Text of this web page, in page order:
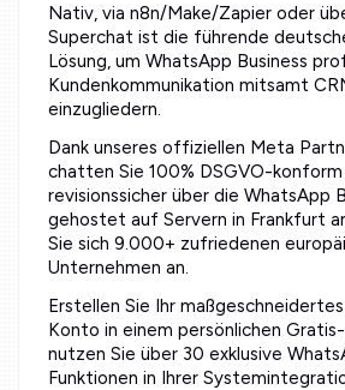
Nativ, via n8n/Make/Zapier oder
Superchat ist die führende
Lösung, um WhatsApp Business
Kundenkommunikation mitsamt
einzugliedern.
Dank unseres offiziellen Meta
chatten Sie 100% DSGVO-konform
revisionssicher über die WhatsApp
gehostet auf Servern in Frankfurt
Sie sich 9.000+ zufriedenen
Unternehmen an.
Erstellen Sie Ihr
Konto in einem persönlichen
nutzen Sie über 30 exklusive
Funktionen in Ihrer